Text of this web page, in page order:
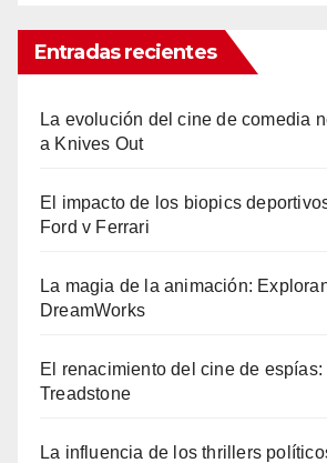
Entradas recientes
La evolución del cine de comedia
a Knives Out
El impacto de los biopics
Ford v Ferrari
La magia de la animación:
DreamWorks
El renacimiento del cine de espías:
Treadstone
La influencia de los thrillers